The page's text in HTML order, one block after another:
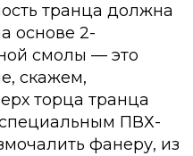
транца должна
основе 2-
смолы — это
скажем,
торца транца
ПВХ-
фанеру, из